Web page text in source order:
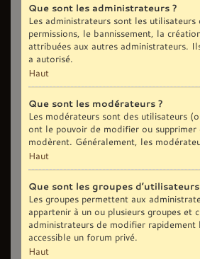
Que sont les administrateurs ?
Les administrateurs sont les
permissions, le bannissement, la
attribuées aux autres administrateurs.
a autorisé.
Haut
Que sont les modérateurs ?
Les modérateurs sont des utilisateurs
ont le pouvoir de modifier ou
modèrent. Généralement, les
Haut
Que sont les groupes d’utilisateurs
Les groupes permettent aux
appartenir à un ou plusieurs groupes et
administrateurs de modifier rapidement
accessible un forum privé.
Haut